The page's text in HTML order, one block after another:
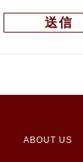
ABOUT US